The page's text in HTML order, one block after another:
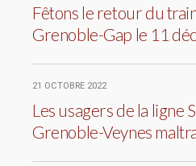
Fêtons le retour du
Grenoble-Gap le 11
21 OCTOBRE 2022
Les usagers de la ligne
Grenoble-Veynes